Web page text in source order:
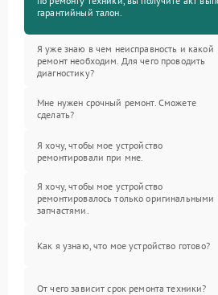
гарантийный талон.
Я уже знаю в чем неисправность и какой
ремонт необходим. Для чего проводить
диагностику?
Мне нужен срочный ремонт. Сможете
сделать?
Я хочу, чтобы мое устройство
ремонтировали при мне.
Я хочу, чтобы мое устройство
ремонтировалось только оригинальными
запчастями.
Как я узнаю, что мое устройство готово?
От чего зависит срок ремонта техники?